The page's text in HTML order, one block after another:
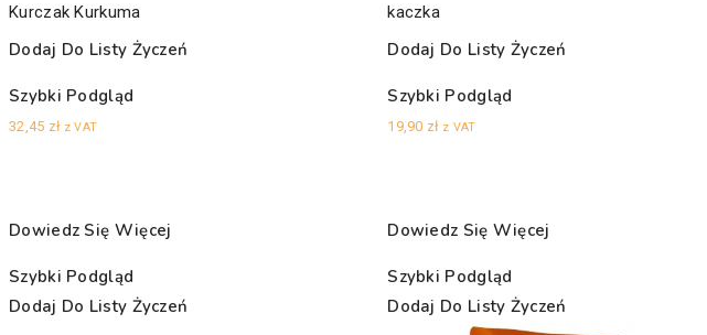
Kurczak Kurkuma
Dodaj Do Listy Życzeń
Szybki Podgląd
32,45 zł z VAT
kaczka
Dodaj Do Listy Życzeń
Szybki Podgląd
19,90 zł z VAT
Dowiedz Się Więcej
Szybki Podgląd
Dodaj Do Listy Życzeń
Dowiedz Się Więcej
Szybki Podgląd
Dodaj Do Listy Życzeń